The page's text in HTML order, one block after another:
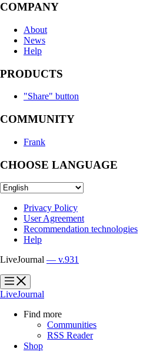
COMPANY
About
News
Help
PRODUCTS
"Share" button
COMMUNITY
Frank
CHOOSE LANGUAGE
Privacy Policy
User Agreement
Recommendation technologies
Help
LiveJournal — v.931
?
?
LiveJournal
Find more
Communities
RSS Reader
Shop